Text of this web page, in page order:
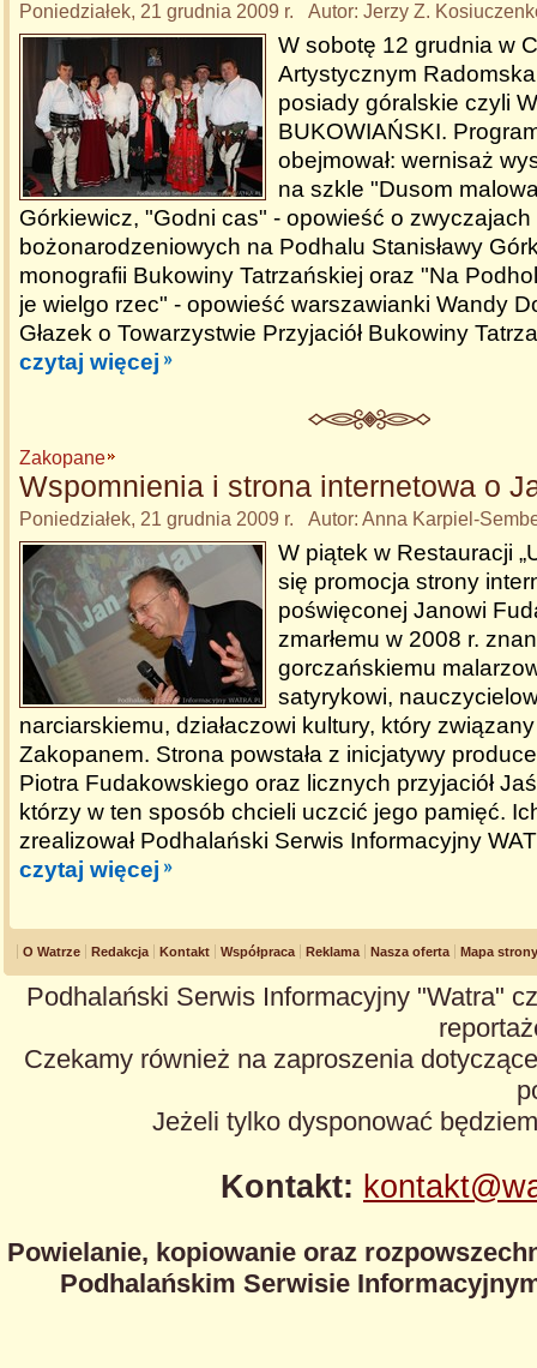
Poniedziałek, 21 grudnia 2009 r. Autor: Jerzy Z.
W sobotę 12 grudnia w
Artystycznym
posiady góralskie czyli
BUKOWIAŃSKI.
obejmował: wernisaż
na szkle "Dusom
Górkiewicz, "Godni cas" - opowieść o
bożonarodzeniowych na Podhalu Stanisławy
monografii Bukowiny Tatrzańskiej oraz "Na
je wielgo rzec" - opowieść warszawianki Wandy
Głazek o Towarzystwie Przyjaciół Bukowiny
czytaj więcej
Zakopane
Wspomnienia i strona internetowa o
Poniedziałek, 21 grudnia 2009 r. Autor: Anna Karpiel-
W piątek w Restauracji
się promocja strony
poświęconej Janowi
zmarłemu w 2008 r.
gorczańskiemu
satyrykowi,
narciarskiemu, działaczowi kultury, który
Zakopanem. Strona powstała z inicjatywy
Piotra Fudakowskiego oraz licznych przyjaciół
którzy w ten sposób chcieli uczcić jego pamięć.
zrealizował Podhalański Serwis Informacyjny
czytaj więcej
O Watrze Redakcja Kontakt Współpraca Reklama Nasza oferta Mapa strony
Podhalański Serwis Informacyjny "Watra"
Czekamy również na zaproszenia
Jeżeli tylko dysponować
Kontakt:
Powielanie, kopiowanie oraz
Podhalańskim Serwisie